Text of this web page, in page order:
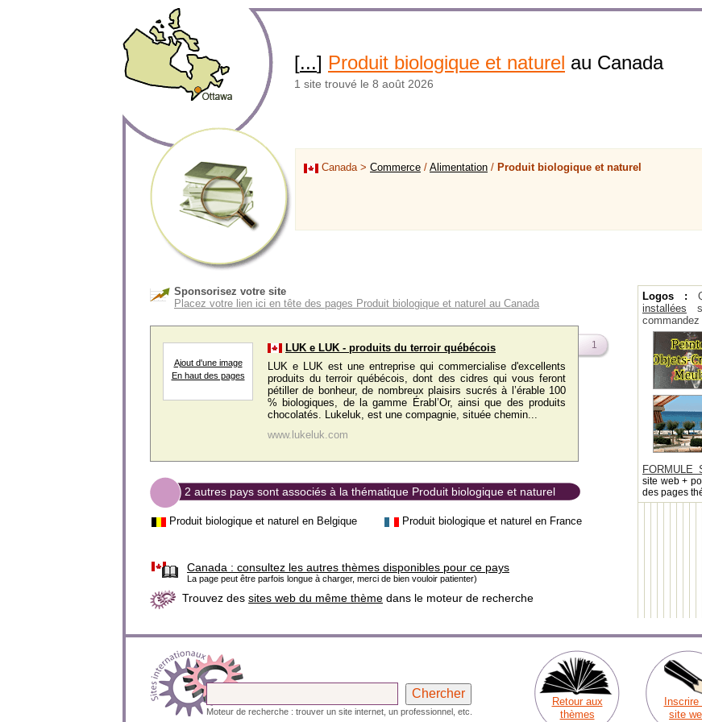
[...] Produit biologique et naturel au Canada
1 site trouvé le 8 août 2026
Canada > Commerce / Alimentation / Produit biologique et naturel
Sponsorisez votre site
Placez votre lien ici en tête des pages Produit biologique et naturel au Canada
Ajout d'une image
En haut des pages
LUK e LUK - produits du terroir québécois
LUK e LUK est une entreprise qui commercialise d'excellents
produits du terroir québécois, dont des cidres qui vous feront
pétiller de bonheur, de nombreux plaisirs sucrés à l’érable 100
% biologiques, de la gamme Érabl’Or, ainsi que des produits
chocolatés. Lukeluk, est une compagnie, située chemin...
www.lukeluk.com
1
2 autres pays sont associés à la thématique Produit biologique et naturel
Produit biologique et naturel en Belgique Produit biologique et naturel en France
Canada : consultez les autres thèmes disponibles pour ce pays
La page peut être parfois longue à charger, merci de bien vouloir patienter)
Trouvez des sites web du même thème dans le moteur de recherche
Logos :
installées
FORMULE
site web +
des pages
Moteur de recherche : trouver un site internet, un professionnel, etc.
Retour aux
thèmes
Inscrire
site